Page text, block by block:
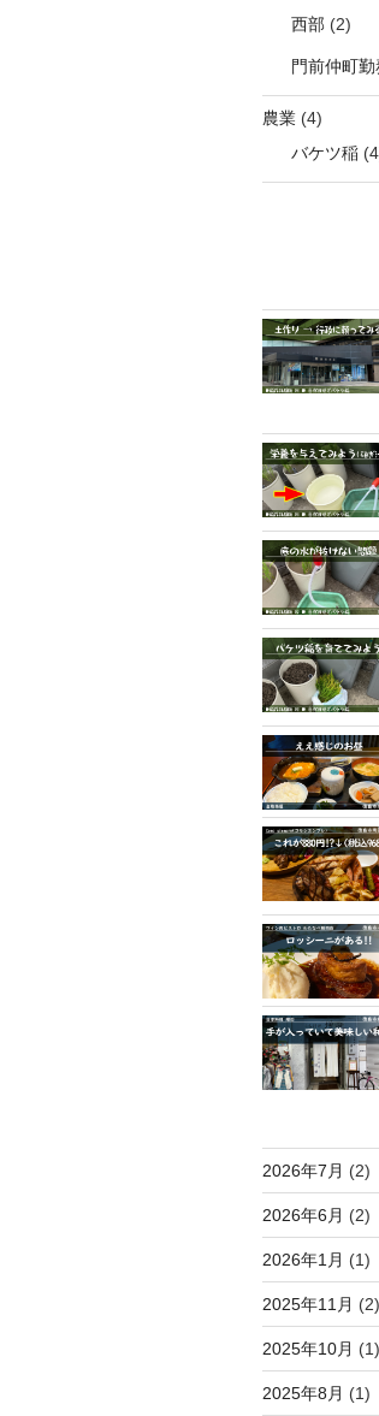
西部(2)
門前仲町
農業(4)
バケツ稲
2026年7月 (2)
2026年6月 (2)
2026年1月 (1)
2025年11月 (2)
2025年10月 (1)
2025年8月 (1)